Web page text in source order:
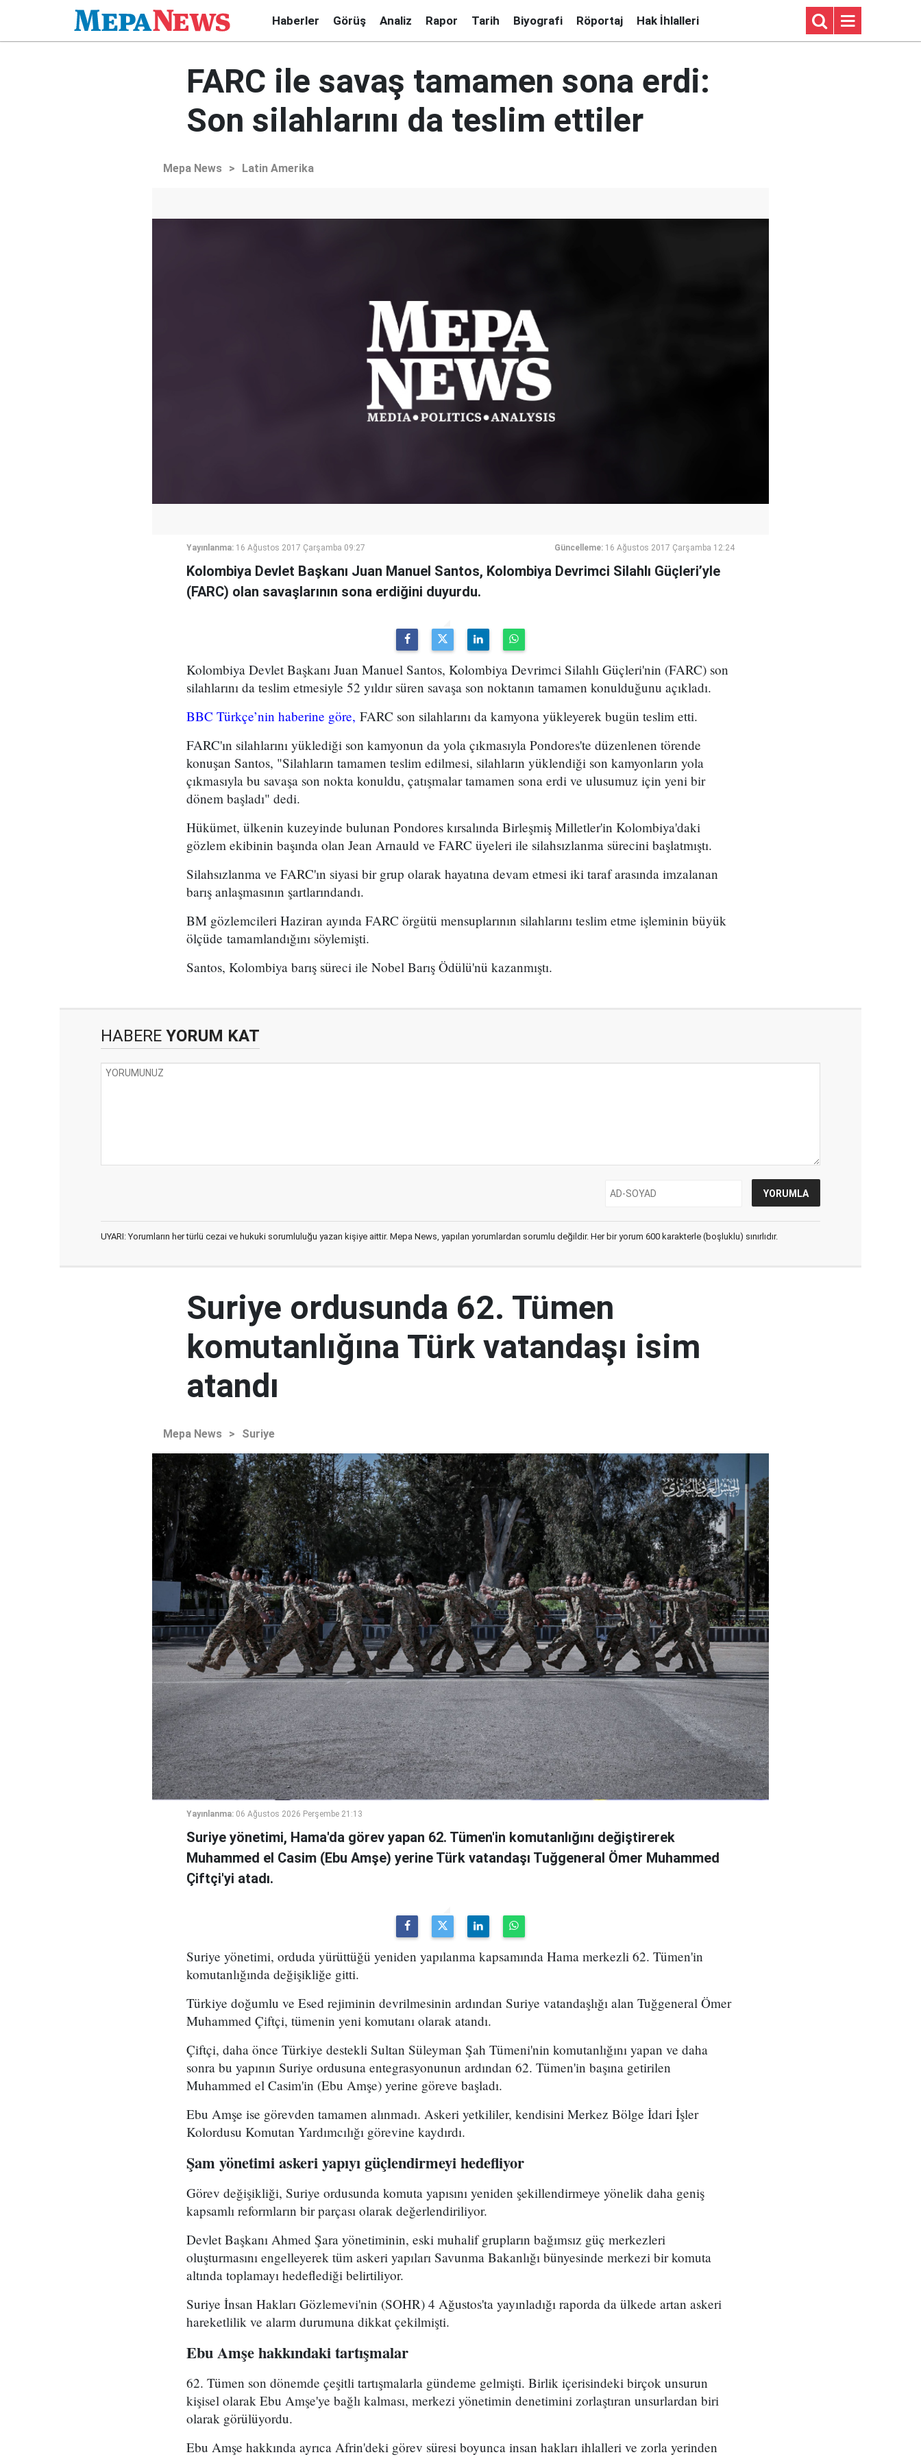
Haberler Görüş Analiz Rapor Tarih Biyografi Röportaj Hak İhlalleri
FARC ile savaş tamamen sona erdi:
Son silahlarını da teslim ettiler
Mepa News > Latin Amerika
Yayınlanma: 16 Ağustos 2017 Çarşamba 09:27 Güncelleme: 16 Ağustos 2017 Çarşamba 12:24
Kolombiya Devlet Başkanı Juan Manuel Santos, Kolombiya Devrimci Silahlı Güçleri’yle
(FARC) olan savaşlarının sona erdiğini duyurdu.
Kolombiya Devlet Başkanı Juan Manuel Santos, Kolombiya Devrimci Silahlı Güçleri'nin (FARC) son
silahlarını da teslim etmesiyle 52 yıldır süren savaşa son noktanın tamamen konulduğunu açıkladı.
BBC Türkçe’nin haberine göre, FARC son silahlarını da kamyona yükleyerek bugün teslim etti.
FARC'ın silahlarını yüklediği son kamyonun da yola çıkmasıyla Pondores'te düzenlenen törende
konuşan Santos, "Silahların tamamen teslim edilmesi, silahların yüklendiği son kamyonların yola
çıkmasıyla bu savaşa son nokta konuldu, çatışmalar tamamen sona erdi ve ulusumuz için yeni bir
dönem başladı" dedi.
Hükümet, ülkenin kuzeyinde bulunan Pondores kırsalında Birleşmiş Milletler'in Kolombiya'daki
gözlem ekibinin başında olan Jean Arnauld ve FARC üyeleri ile silahsızlanma sürecini başlatmıştı.
Silahsızlanma ve FARC'ın siyasi bir grup olarak hayatına devam etmesi iki taraf arasında imzalanan
barış anlaşmasının şartlarındandı.
BM gözlemcileri Haziran ayında FARC örgütü mensuplarının silahlarını teslim etme işleminin büyük
ölçüde tamamlandığını söylemişti.
Santos, Kolombiya barış süreci ile Nobel Barış Ödülü'nü kazanmıştı.
HABERE YORUM KAT
UYARI: Yorumların her türlü cezai ve hukuki sorumluluğu yazan kişiye aittir. Mepa News, yapılan yorumlardan sorumlu değildir. Her bir yorum 600 karakterle (boşluklu) sınırlıdır.
Suriye ordusunda 62. Tümen
komutanlığına Türk vatandaşı isim
atandı
Mepa News > Suriye
Yayınlanma: 06 Ağustos 2026 Perşembe 21:13
Suriye yönetimi, Hama'da görev yapan 62. Tümen'in komutanlığını değiştirerek
Muhammed el Casim (Ebu Amşe) yerine Türk vatandaşı Tuğgeneral Ömer Muhammed
Çiftçi'yi atadı.
Suriye yönetimi, orduda yürüttüğü yeniden yapılanma kapsamında Hama merkezli 62. Tümen'in
komutanlığında değişikliğe gitti.
Türkiye doğumlu ve Esed rejiminin devrilmesinin ardından Suriye vatandaşlığı alan Tuğgeneral Ömer
Muhammed Çiftçi, tümenin yeni komutanı olarak atandı.
Çiftçi, daha önce Türkiye destekli Sultan Süleyman Şah Tümeni'nin komutanlığını yapan ve daha
sonra bu yapının Suriye ordusuna entegrasyonunun ardından 62. Tümen'in başına getirilen
Muhammed el Casim'in (Ebu Amşe) yerine göreve başladı.
Ebu Amşe ise görevden tamamen alınmadı. Askeri yetkililer, kendisini Merkez Bölge İdari İşler
Kolordusu Komutan Yardımcılığı görevine kaydırdı.
Şam yönetimi askeri yapıyı güçlendirmeyi hedefliyor
Görev değişikliği, Suriye ordusunda komuta yapısını yeniden şekillendirmeye yönelik daha geniş
kapsamlı reformların bir parçası olarak değerlendiriliyor.
Devlet Başkanı Ahmed Şara yönetiminin, eski muhalif grupların bağımsız güç merkezleri
oluşturmasını engelleyerek tüm askeri yapıları Savunma Bakanlığı bünyesinde merkezi bir komuta
altında toplamayı hedeflediği belirtiliyor.
Suriye İnsan Hakları Gözlemevi'nin (SOHR) 4 Ağustos'ta yayınladığı raporda da ülkede artan askeri
hareketlilik ve alarm durumuna dikkat çekilmişti.
Ebu Amşe hakkındaki tartışmalar
62. Tümen son dönemde çeşitli tartışmalarla gündeme gelmişti. Birlik içerisindeki birçok unsurun
kişisel olarak Ebu Amşe'ye bağlı kalması, merkezi yönetimin denetimini zorlaştıran unsurlardan biri
olarak görülüyordu.
Ebu Amşe hakkında ayrıca Afrin'deki görev süresi boyunca insan hakları ihlalleri ve zorla yerinden